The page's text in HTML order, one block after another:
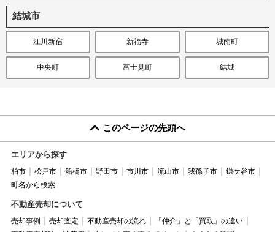
結城市
江川新宿 新福寺 城南町
中央町 富士見町 結城
このページの先頭へ
エリアから探す
柏市 松戸市 船橋市 野田市 市川市 流山市 我孫子市
鎌ケ谷市
町名から検索
不動産売却について
売却事例 売却査定 不動産売却の流れ
「仲介」と「買取」の違い